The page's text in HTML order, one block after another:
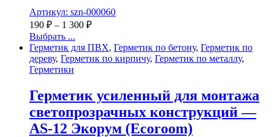
Артикул: szn-000060
190 ₽ – 1 300 ₽
Выбрать ...
Герметик для ПВХ, Герметик по бетону, Герметик по
дереву, Герметик по кирпичу, Герметик по металлу,
Герметики
Герметик усиленный для монтажа
светопрозрачных конструкций —
AS-12 Экорум (Ecoroom)